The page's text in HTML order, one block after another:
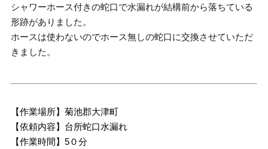
シャワーホース付きの蛇口で水漏れが結構前から落ちている
形跡がありました。
ホースは使わないのでホース無しの蛇口に交換させていただ
きました。
【作業場所】菊池郡大津町
【依頼内容】台所蛇口水漏れ
【作業時間】5０分